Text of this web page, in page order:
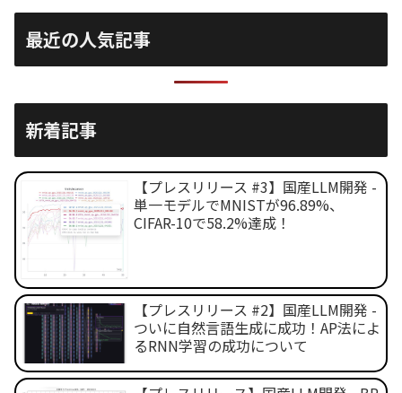
最近の人気記事
新着記事
【プレスリリース #3】国産LLM開発 -
単一モデルでMNISTが96.89%、
CIFAR-10で58.2%達成！
【プレスリリース #2】国産LLM開発 -
ついに自然言語生成に成功！AP法によ
るRNN学習の成功について